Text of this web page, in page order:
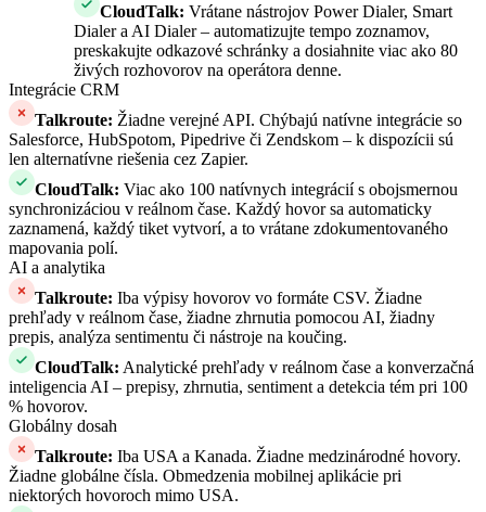
CloudTalk: Vrátane nástrojov Power Dialer, Smart
Dialer a AI Dialer – automatizujte tempo zoznamov,
preskakujte odkazové schránky a dosiahnite viac ako 80
živých rozhovorov na operátora denne.
Integrácie CRM
Talkroute: Žiadne verejné API. Chýbajú natívne integrácie so
Salesforce, HubSpotom, Pipedrive či Zendskom – k dispozícii sú
len alternatívne riešenia cez Zapier.
CloudTalk: Viac ako 100 natívnych integrácií s obojsmernou
synchronizáciou v reálnom čase. Každý hovor sa automaticky
zaznamená, každý tiket vytvorí, a to vrátane zdokumentovaného
mapovania polí.
AI a analytika
Talkroute: Iba výpisy hovorov vo formáte CSV. Žiadne
prehľady v reálnom čase, žiadne zhrnutia pomocou AI, žiadny
prepis, analýza sentimentu či nástroje na koučing.
CloudTalk: Analytické prehľady v reálnom čase a konverzačná
inteligencia AI – prepisy, zhrnutia, sentiment a detekcia tém pri 100
% hovorov.
Globálny dosah
Talkroute: Iba USA a Kanada. Žiadne medzinárodné hovory.
Žiadne globálne čísla. Obmedzenia mobilnej aplikácie pri
niektorých hovoroch mimo USA.